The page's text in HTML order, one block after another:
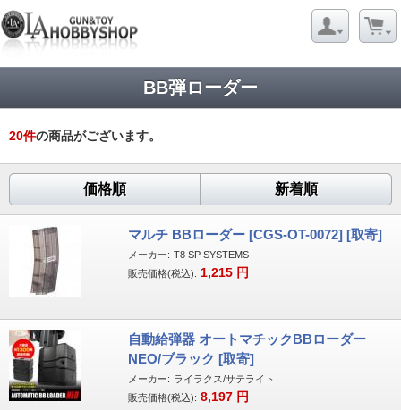
BB弾ローダー
20件の商品がございます。
価格順 新着順
マルチ BBローダー [CGS-OT-0072] [取寄]
メーカー: T8 SP SYSTEMS
販売価格(税込): 1,215 円
自動給弾器 オートマチックBBローダー
NEO/ブラック [取寄]
メーカー: ライラクス/サテライト
販売価格(税込): 8,197 円